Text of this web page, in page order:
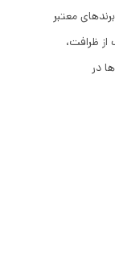
معتبر
ظرافت،
در